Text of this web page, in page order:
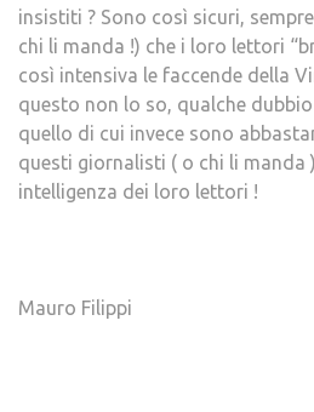
insistiti ? Sono così sicuri,
chi li manda !) che i loro lettori
così intensiva le faccende della
questo non lo so, qualche
quello di cui invece sono
questi giornalisti ( o chi li manda
intelligenza dei loro lettori !
Mauro Filippi